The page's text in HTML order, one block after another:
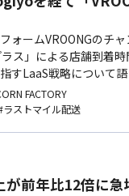
ォームVROONGのチ
ラス」による店舗到着
すLaaS戦略について語
FACTORY
ラストマイル配送
前年比12倍に